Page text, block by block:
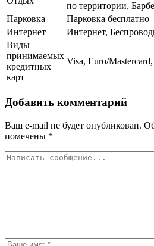
по территории,
Парковка
Парковка бесплатно
Интернет
Интернет,
Виды
принимаемых
кредитных
карт
Visa, Euro/
Добавить комментарий
Ваш e-mail не будет опубликован.
помечены *